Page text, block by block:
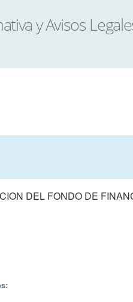
DEL FONDO DE